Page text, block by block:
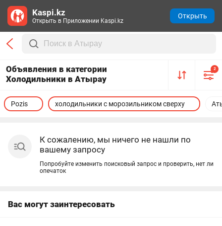
Объявления в категории
Холодильники в Атырау
2
Pozis холодильники с морозильником сверху
К сожалению, мы ничего не нашли по
вашему запросу
Попробуйте изменить поисковый запрос и проверить, нет ли
опечаток
Вас могут заинтересовать
Kaspi.kz
Открыть в Приложении Kaspi.kz
Открыть